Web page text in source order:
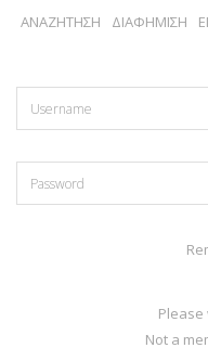
ΑΝΑΖΗΤΗΣΗ ΔΙΑΦΗΜΙΣΗ
Please
Not a